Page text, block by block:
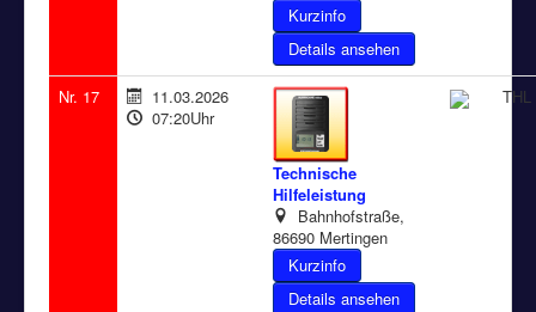
Details ansehen
Nr. 17
11.03.2026
07:20Uhr
Technische
Hilfeleistung
Bahnhofstraße,
86690 Mertingen
Details ansehen
THL